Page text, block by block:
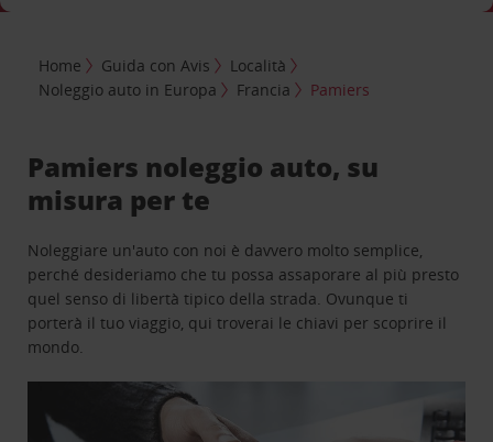
Home Guida con Avis
Località
Noleggio auto in Europa
Francia Pamiers
Pamiers noleggio auto, su
misura per te
Noleggiare un'auto con noi è davvero molto semplice,
perché desideriamo che tu possa assaporare al più presto
quel senso di libertà tipico della strada. Ovunque ti
porterà il tuo viaggio, qui troverai le chiavi per scoprire il
mondo.